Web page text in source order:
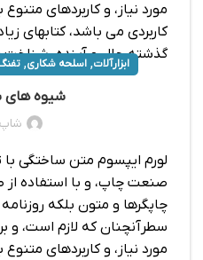
مورد نیاز، و کاربردهای
کاربردی می باشد،
گذشته حال و آینده،
را می طلبد، تا با نرم
طراحان رایانه ای علی
پیشرو در زبان فارسی ایجاد
شرایط سخت تایپ به پایان
حروفچینی دستاوردهای
پیوسته اهل دنیای موجود
قرار گیرد.
ابزارآلات,اسلحه شکاری,
شیوه های
لورم ایپسوم متن ساختگی با
صنعت چاپ، و با استفاده از
چاپگرها و متون بلکه
سطرآنچنان که لازم است، و
مورد نیاز، و کاربردهای